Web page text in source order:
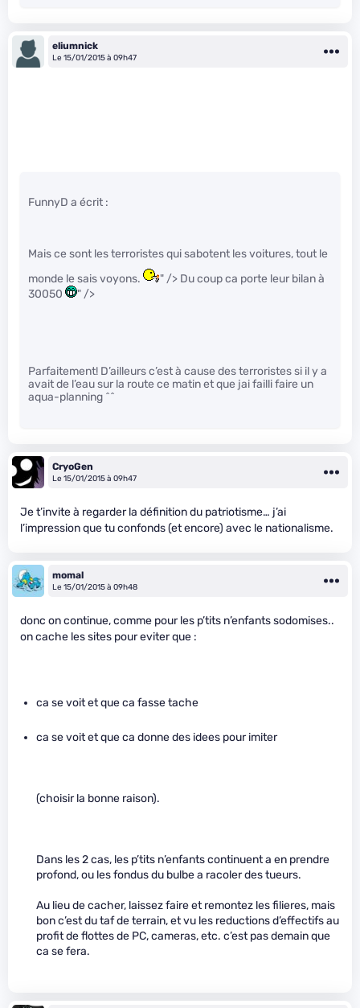
eliumnick
Le 15/01/2015 à 09h47
FunnyD a écrit :
Mais ce sont les terroristes qui sabotent les voitures, tout le
monde le sais voyons.
" /> Du coup ca porte leur bilan à
30050
" />
Parfaitement! D’ailleurs c’est à cause des terroristes si il y a
avait de l’eau sur la route ce matin et que jai failli faire un
aqua-planning ^^
CryoGen
Le 15/01/2015 à 09h47
Je t’invite à regarder la définition du patriotisme… j’ai
l’impression que tu confonds (et encore) avec le nationalisme.
momal
Le 15/01/2015 à 09h48
donc on continue, comme pour les p’tits n’enfants sodomises..
on cache les sites pour eviter que :
ca se voit et que ca fasse tache
ca se voit et que ca donne des idees pour imiter
(choisir la bonne raison).
Dans les 2 cas, les p’tits n’enfants continuent a en prendre
profond, ou les fondus du bulbe a racoler des tueurs.
Au lieu de cacher, laissez faire et remontez les filieres, mais
bon c’est du taf de terrain, et vu les reductions d’effectifs au
profit de flottes de PC, cameras, etc. c’est pas demain que
ca se fera.